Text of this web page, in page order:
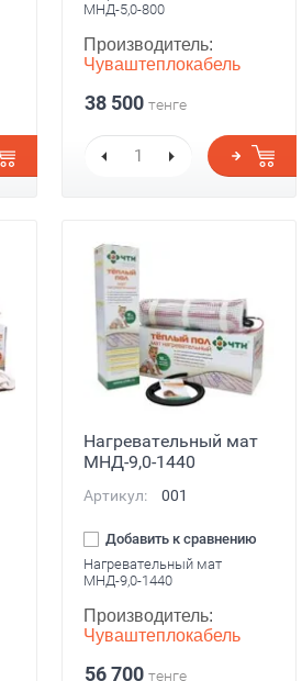
МНД-5,0-800
Производитель:
Чуваштеплокабель
38 500 тенге
Нагревательный мат
МНД-9,0-1440
Артикул: 001
Добавить к сравнению
Нагревательный мат
МНД-9,0-1440
Производитель:
Чуваштеплокабель
56 700 тенге